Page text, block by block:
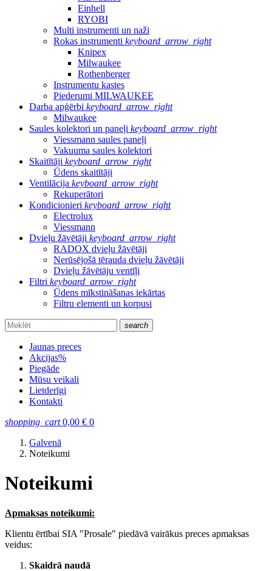
Einhell
RYOBI
Multi instrumenti un naži
Rokas instrumenti keyboard_arrow_right
Knipex
Milwaukee
Rothenberger
Instrumentu kastes
Piederumi MILWAUKEE
Darba apģērbi keyboard_arrow_right
Milwaukee
Saules kolektori un paneļi keyboard_arrow_right
Viessmann saules paneļi
Vakuuma saules kolektori
Skaitītāji keyboard_arrow_right
Ūdens skaitītāji
Ventilācija keyboard_arrow_right
Rekuperātori
Kondicionieri keyboard_arrow_right
Electrolux
Viessmann
Dvieļu žāvētāji keyboard_arrow_right
RADOX dvieļu žāvētāji
Nerūsējošā tērauda dvieļu žāvētāji
Dvieļu žāvētāju ventīļi
Filtri keyboard_arrow_right
Ūdens mīkstināšanas iekārtas
Filtru elementi un korpusi
search
Jaunas preces
Akcijas%
Piegāde
Mūsu veikali
Lietderīgi
Kontakti
shopping_cart 0,00 € 0
Galvenā
Noteikumi
Noteikumi
Apmaksas noteikumi:
Klientu ērtībai SIA "Prosale" piedāvā vairākus preces apmaksas
veidus:
Skaidrā naudā